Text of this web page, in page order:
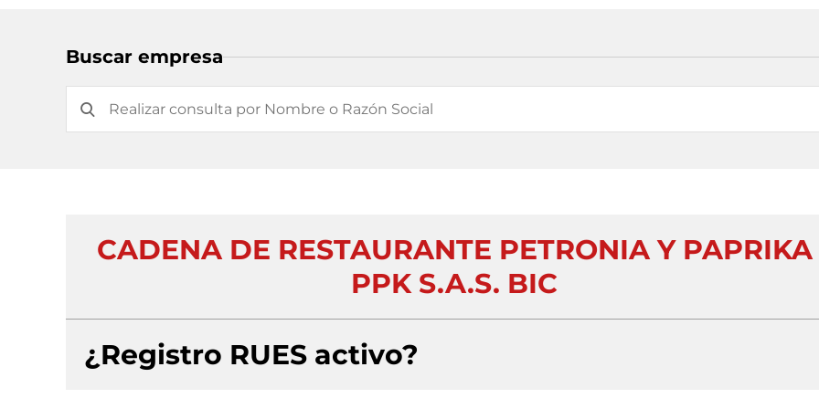
Buscar empresa
CADENA DE RESTAURANTE PETRONIA Y PAPRIKA
PPK S.A.S. BIC
¿Registro RUES activo?